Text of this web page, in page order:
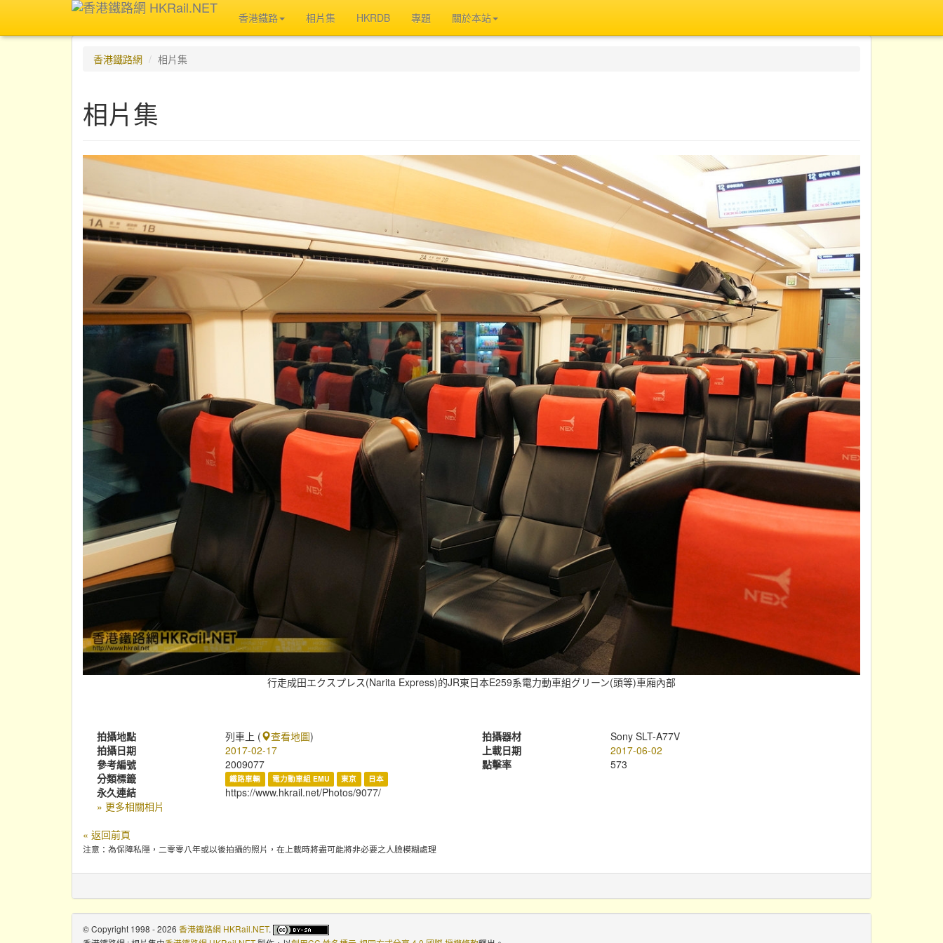
香港鐵路 相片集 HKRDB 專題 關於本站
香港鐵路網 相片集
相片集
行走成田エクスプレス(Narita Express)的JR東日本E259系電力動車組グリーン(頭等)車廂內部
拍攝地點 列車上 ( 查看地圖) 拍攝器材
Sony SLT-A77V
拍攝日期
2017-02-17 上載日期
2017-06-02
參考編號
2009077 點擊率
573
分類標籤
鐵路車輛 電力動車組 EMU 東京 日本
永久連結
https://www.hkrail.net/Photos/9077/
» 更多相關相片
« 返回前頁
注意：為保障私隱，二零零八年或以後拍攝的照片，在上載時將盡可能將非必要之人臉模糊處理
© Copyright 1998 - 2026 香港鐵路網 HKRail.NET.